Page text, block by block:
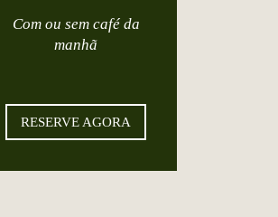
Com ou sem café da
manhã
RESERVE AGORA